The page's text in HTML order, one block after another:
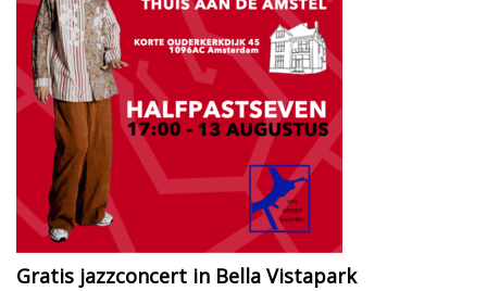
Gratis jazzconcert in Bella Vistapark